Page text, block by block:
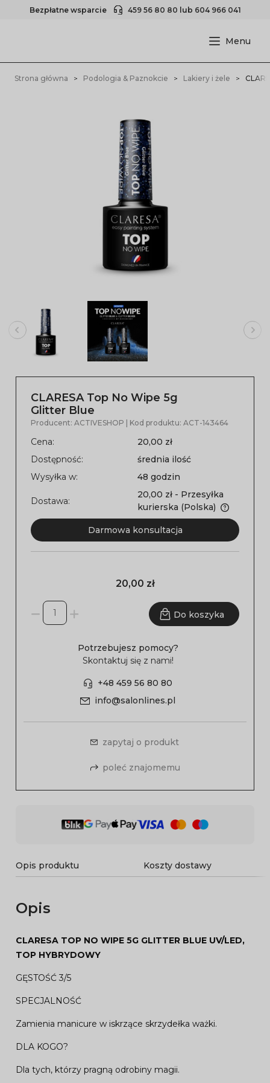
Bezpłatne wsparcie 459 56 80 80 lub 604 966 041
Strona główna Podologia & Paznokcie Lakiery i żele
CLARESA Top No Wipe 5g
Glitter Blue
Producent: ACTIVESHOP | Kod produktu: ACT-143464
Cena:
20,00 zł
Dostępność:
średnia ilość
Wysyłka w:
48 godzin
Dostawa:
20,00 zł - Przesyłka
kurierska (Polska)
Darmowa konsultacja
20,00 zł
Do koszyka
Potrzebujesz pomocy?
Skontaktuj się z nami!
+48 459 56 80 80
info@salonlines.pl
zapytaj o produkt
poleć znajomemu
Opis produktu Koszty dostawy
Opis
CLARESA TOP NO WIPE 5G GLITTER BLUE UV/LED,
TOP HYBRYDOWY
GĘSTOŚĆ 3/5
SPECJALNOŚĆ
Zamienia manicure w iskrzące skrzydełka ważki.
DLA KOGO?
Dla tych, którzy pragną odrobiny magii.